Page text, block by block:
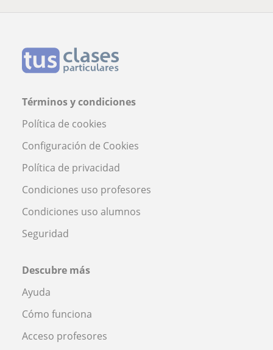
Términos y condiciones
Política de cookies
Configuración de Cookies
Política de privacidad
Condiciones uso profesores
Condiciones uso alumnos
Seguridad
Descubre más
Ayuda
Cómo funciona
Acceso profesores